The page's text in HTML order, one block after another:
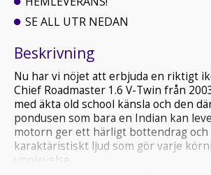
SE ALL UTR NEDAN
Beskrivning
Nu har vi nöjet att erbjuda en riktigt
Chief Roadmaster 1.6 V-Twin från
med äkta old school känsla och den
pondusen som bara en Indian kan
motorn ger ett härligt bottendrag
karaktäristiskt ljud som gör varje
upplevelse.